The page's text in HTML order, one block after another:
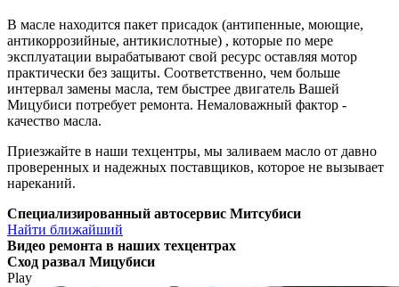
В масле находится пакет присадок (антипенные, моющие,
антикоррозийные, антикислотные) , которые по мере
эксплуатации вырабатывают свой ресурс оставляя мотор
практически без защиты. Соответственно, чем больше
интервал замены масла, тем быстрее двигатель Вашей
Мицубиси потребует ремонта. Немаловажный фактор -
качество масла.
Приезжайте в наши техцентры, мы заливаем масло от давно
проверенных и надежных поставщиков, которое не вызывает
нареканий.
Специализированный автосервис Митсубиси
Найти ближайший
Видео ремонта в наших техцентрах
Сход развал Мицубиси
Play